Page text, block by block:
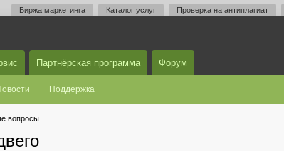
Биржа маркетинга Каталог услуг Проверка на антиплагиат
Партнёрская программа Форум
Поддержка
вопросы